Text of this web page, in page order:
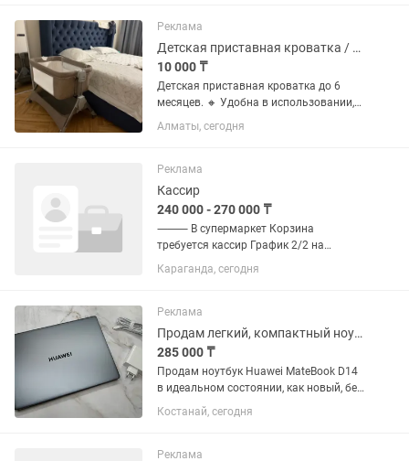
Диагностика при помощи сканера
(поиск ошибок) и их...
Реклама
Детская приставная кроватка / манеж
10 000 ₸
Детская приставная кроватка до 6
месяцев. 🔸 Удобна в использовании,
легкая 🔸 Легко катится по всему дому
и малыш будет рядом с вами 🔶
из сторон для легкого доступа к...
Алматы, сегодня
Реклама
Кассир
240 000 - 270 000 ₸
⸻ В супермаркет Корзина
требуется кассир График 2/2 на
полный день(с 9:00 до 23:00),
возможно обучение ✅ Основные
клиентов на кассе: •Прием наличных и
безналичных...
Караганда, сегодня
Реклама
Продам легкий, компактный ноутбук
285 000 ₸
Продам ноутбук Huawei MateBook D14
в идеальном состоянии, как новый, без
царапин и прочих неприятностей.
Покупался в Технодоме.
дипломной работы, сейчас без
Костанай, сегодня
Реклама